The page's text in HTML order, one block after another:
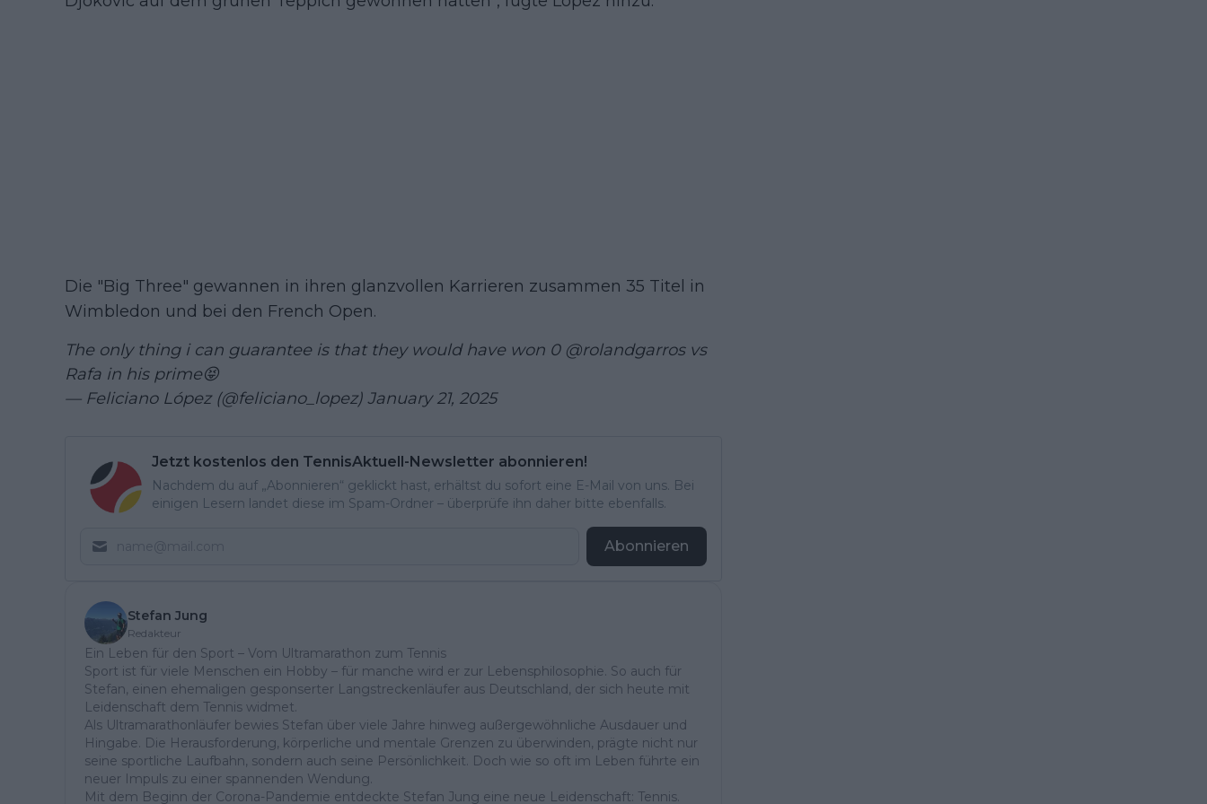
Die "Big Three" gewannen in ihren glanzvollen Karrieren zusammen 35 Titel in
Wimbledon und bei den French Open.
The only thing i can guarantee is that they would have won 0 @rolandgarrosvs
Rafa in his prime😝
— Feliciano López (@feliciano_lopez) January 21, 2025
Jetzt kostenlos den TennisAktuell-Newsletter abonnieren!
Nachdem du auf „Abonnieren“ geklickt hast, erhältst du sofort eine E-Mail von uns. Bei
einigen Lesern landet diese im Spam-Ordner – überprüfe ihn daher bitte ebenfalls.
Abonnieren
Stefan Jung
Redakteur
Ein Leben für den Sport – Vom Ultramarathon zum Tennis
Sport ist für viele Menschen ein Hobby – für manche wird er zur Lebensphilosophie. So auch für
Stefan, einen ehemaligen gesponserter Langstreckenläufer aus Deutschland, der sich heute mit
Leidenschaft dem Tennis widmet.
Als Ultramarathonläufer bewies Stefan über viele Jahre hinweg außergewöhnliche Ausdauer und
Hingabe. Die Herausforderung, körperliche und mentale Grenzen zu überwinden, prägte nicht nur
seine sportliche Laufbahn, sondern auch seine Persönlichkeit. Doch wie so oft im Leben führte ein
neuer Impuls zu einer spannenden Wendung.
Mit dem Beginn der Corona-Pandemie entdeckte Stefan Jung eine neue Leidenschaft: Tennis.